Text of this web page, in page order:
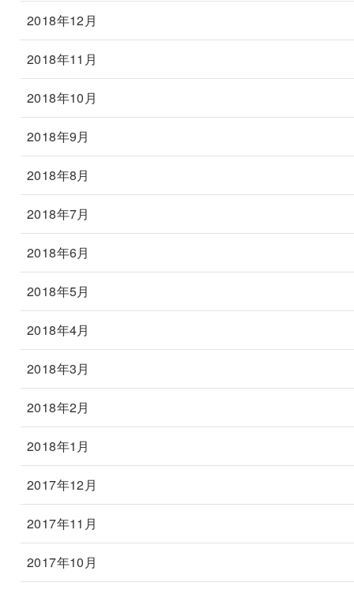
2018年12月
2018年11月
2018年10月
2018年9月
2018年8月
2018年7月
2018年6月
2018年5月
2018年4月
2018年3月
2018年2月
2018年1月
2017年12月
2017年11月
2017年10月